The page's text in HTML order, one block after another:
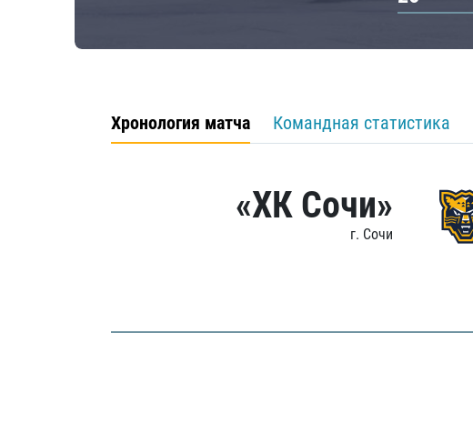
Хронология матча Командная статистика
«ХК Сочи»
г. Сочи